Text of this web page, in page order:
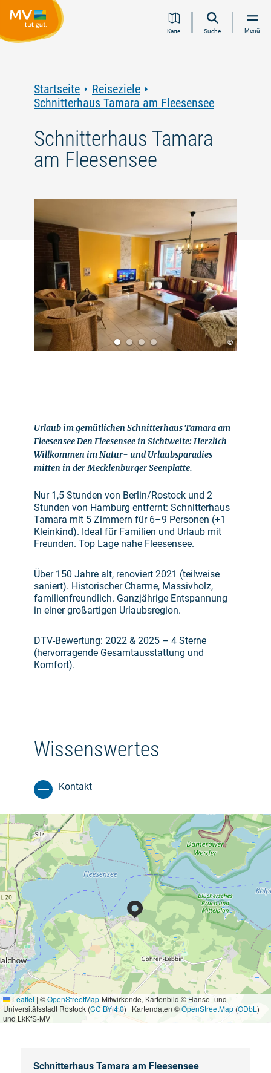
Inhalt
Navigation
Volltextsuche
FooterKarte Suche Menü
Startseite
Reiseziele
Schnitterhaus Tamara am Fleesensee
Schnitterhaus Tamara
am Fleesensee
©
Urlaub im gemütlichen Schnitterhaus Tamara am
Fleesensee Den Fleesensee in Sichtweite: Herzlich
Willkommen im Natur- und Urlaubsparadies
mitten in der Mecklenburger Seenplatte.
Nur 1,5 Stunden von Berlin/Rostock und 2
Stunden von Hamburg entfernt: Schnitterhaus
Tamara mit 5 Zimmern für 6–9 Personen (+1
Kleinkind). Ideal für Familien und Urlaub mit
Freunden. Top Lage nahe Fleesensee.
Über 150 Jahre alt, renoviert 2021 (teilweise
saniert). Historischer Charme, Massivholz,
familienfreundlich. Ganzjährige Entspannung
in einer großartigen Urlaubsregion.
DTV-Bewertung: 2022 & 2025 – 4 Sterne
(hervorragende Gesamtausstattung und
Komfort).
Wissenswertes
Kontakt
Leaflet | ©OpenStreetMap-Mitwirkende, Kartenbild © Hanse- und
Universitätsstadt Rostock (CC BY 4.0) | Kartendaten ©OpenStreetMap(ODbL )
und LkKfS-MV
Schnitterhaus Tamara am Fleesensee